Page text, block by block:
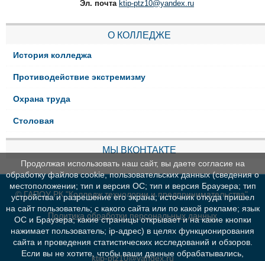
Эл. почта ktip-ptz10@yandex.ru
О КОЛЛЕДЖЕ
История колледжа
Противодействие экстремизму
Охрана труда
Столовая
МЫ ВКОНТАКТЕ
© ГАПОУ РК "Колледж технологии и предпринимательства"
Политика обработки персональных данных
ktip-ptz10@yandex.ru
Продолжая использовать наш сайт, вы даете согласие на
обработку файлов cookie, пользовательских данных (сведения о
местоположении; тип и версия ОС; тип и версия Браузера; тип
устройства и разрешение его экрана; источник откуда пришел
на сайт пользователь; с какого сайта или по какой рекламе; язык
ОС и Браузера; какие страницы открывает и на какие кнопки
нажимает пользователь; ip-адрес) в целях функционирования
сайта и проведения статистических исследований и обзоров.
Если вы не хотите, чтобы ваши данные обрабатывались,